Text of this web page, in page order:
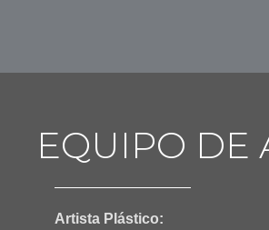
EQUIPO DE
Artista Plástico: